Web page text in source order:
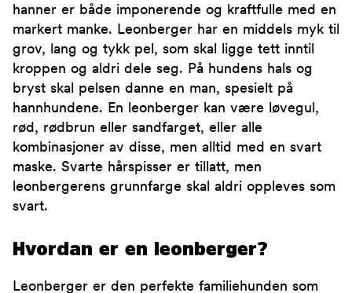
hanner er både imponerende og kraftfulle med en
markert manke. Leonberger har en middels myk til
grov, lang og tykk pel, som skal ligge tett inntil
kroppen og aldri dele seg. På hundens hals og
bryst skal pelsen danne en man, spesielt på
hannhundene. En leonberger kan være løvegul,
rød, rødbrun eller sandfarget, eller alle
kombinasjoner av disse, men alltid med en svart
maske. Svarte hårspisser er tillatt, men
leonbergerens grunnfarge skal aldri oppleves som
svart.
Hvordan er en leonberger?
Leonberger er den perfekte familiehunden som